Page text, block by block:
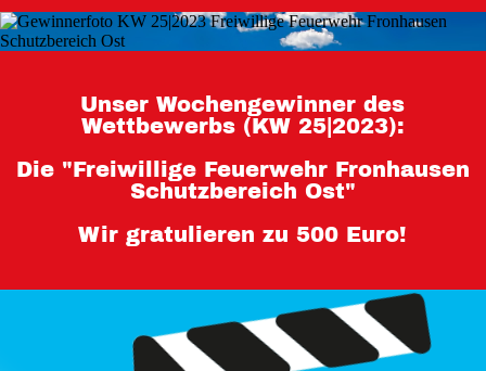
Datenschutz
Unser Wochengewinner des
Wettbewerbs (KW 25|2023):
Die "Freiwillige Feuerwehr Fronhausen
Schutzbereich Ost"
Wir gratulieren zu 500 Euro!